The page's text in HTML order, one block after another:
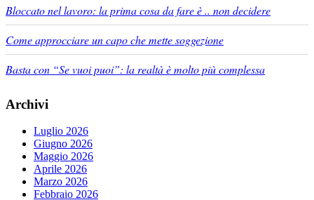
Bloccato nel lavoro: la prima cosa da fare è .. non decidere
Come approcciare un capo che mette soggezione
Basta con “Se vuoi puoi”: la realtà è molto più complessa
Archivi
Luglio 2026
Giugno 2026
Maggio 2026
Aprile 2026
Marzo 2026
Febbraio 2026